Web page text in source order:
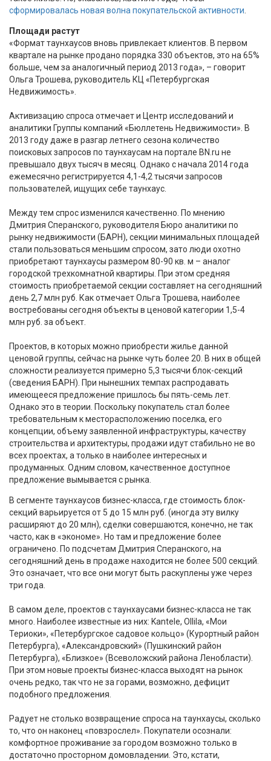
сформировалась новая волна покупательской активности
Площади растут
«Формат таунхаусов вновь привлекает клиентов. В первом
квартале на рынке продано порядка 330 объектов, это на 65%
больше, чем за аналогичный период 2013 года», – говорит
Ольга Трошева, руководитель КЦ «Петербургская
Недвижимость».
Активизацию спроса отмечает и Центр исследований и
аналитики Группы компаний «Бюллетень Недвижимости». В
2013 году даже в разгар летнего сезона количество
поисковых запросов по таунхаусам на портале BN.ru не
превышало двух тысяч в месяц. Однако с начала 2014 года
ежемесячно регистрируется 4,1-4,2 тысячи запросов
пользователей, ищущих себе таунхаус.
Между тем спрос изменился качественно. По мнению
Дмитрия Сперанского, руководителя Бюро аналитики по
рынку недвижимости (БАРН), секции минимальных площадей
стали пользоваться меньшим спросом, зато люди охотно
приобретают таунхаусы размером 80-90 кв. м – аналог
городской трехкомнатной квартиры. При этом средняя
стоимость приобретаемой секции составляет на сегодняшний
день 2,7 млн руб. Как отмечает Ольга Трошева, наиболее
востребованы сегодня объекты в ценовой категории 1,5-4
млн руб. за объект.
Проектов, в которых можно приобрести жилье данной
ценовой группы, сейчас на рынке чуть более 20. В них в общей
сложности реализуется примерно 5,3 тысячи блок-секций
(сведения БАРН). При нынешних темпах распродавать
имеющееся предложение пришлось бы пять-семь лет.
Однако это в теории. Поскольку покупатель стал более
требовательным к месторасположению поселка, его
концепции, объему заявленной инфраструктуры, качеству
строительства и архитектуры, продажи идут стабильно не во
всех проектах, а только в наиболее интересных и
продуманных. Одним словом, качественное доступное
предложение вымывается с рынка.
В сегменте таунхаусов бизнес-класса, где стоимость блок-
секций варьируется от 5 до 15 млн руб. (иногда эту вилку
расширяют до 20 млн), сделки совершаются, конечно, не так
часто, как в «экономе». Но там и предложение более
ограничено. По подсчетам Дмитрия Сперанского, на
сегодняшний день в продаже находится не более 500 секций.
Это означает, что все они могут быть раскуплены уже через
три года.
В самом деле, проектов с таунхаусами бизнес-класса не так
много. Наиболее известные из них: Kantele, Ollila, «Мои
Териоки», «Петербургское садовое кольцо» (Курортный район
Петербурга), «Александровский» (Пушкинский район
Петербурга), «Близкое» (Всеволожский района Ленобласти).
При этом новые проекты бизнес-класса выходят на рынок
очень редко, так что не за горами, возможно, дефицит
подобного предложения.
Радует не столько возвращение спроса на таунхаусы, сколько
то, что он наконец «повзрослел». Покупатели осознали:
комфортное проживание за городом возможно только в
достаточно просторном домовладении. Это, кстати,